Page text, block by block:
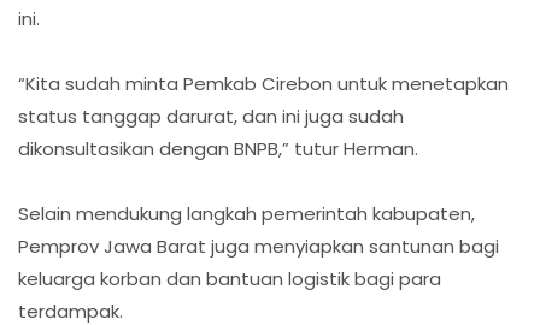
ini.
“Kita sudah minta Pemkab Cirebon untuk menetapkan
status tanggap darurat, dan ini juga sudah
dikonsultasikan dengan BNPB,” tutur Herman.
Selain mendukung langkah pemerintah kabupaten,
Pemprov Jawa Barat juga menyiapkan santunan bagi
keluarga korban dan bantuan logistik bagi para
terdampak.